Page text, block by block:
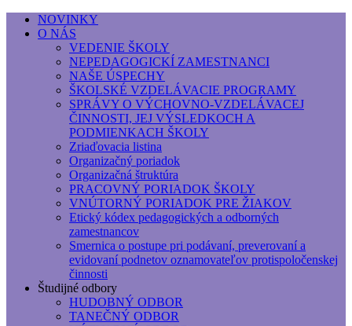
Základná umelecká škola, Hálkova
Základná umelecká škola, Hálkova 56, Bratislava -
NOVINKY
O NÁS
VEDENIE ŠKOLY
NEPEDAGOGICKÍ ZAMESTNANCI
NAŠE ÚSPECHY
ŠKOLSKÉ VZDELÁVACIE PROGRAMY
SPRÁVY O VÝCHOVNO-VZDELÁVACEJ
ČINNOSTI, JEJ VÝSLEDKOCH A
PODMIENKACH ŠKOLY
Zriaďovacia listina
Organizačný poriadok
Organizačná štruktúra
PRACOVNÝ PORIADOK ŠKOLY
VNÚTORNÝ PORIADOK PRE ŽIAKOV
Etický kódex pedagogických a odborných
zamestnancov
Smernica o postupe pri podávaní, preverovaní a
evidovaní podnetov oznamovateľov protispoločenskej
činnosti
Študijné odbory
HUDOBNÝ ODBOR
TANEČNÝ ODBOR